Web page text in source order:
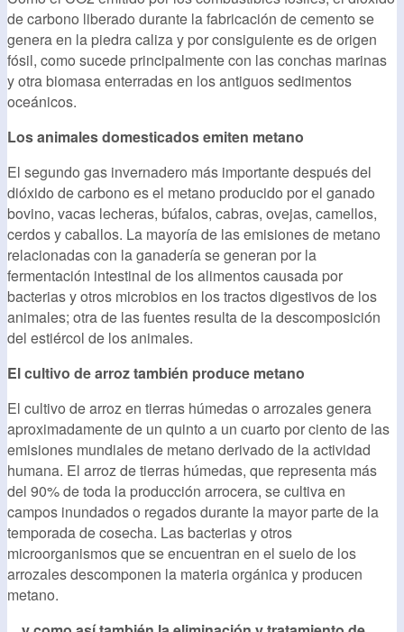
de carbono liberado durante la fabricación de cemento se
genera en la piedra caliza y por consiguiente es de origen
fósil, como sucede principalmente con las conchas marinas
y otra biomasa enterradas en los antiguos sedimentos
oceánicos.
Los animales domesticados emiten metano
El segundo gas invernadero más importante después del
dióxido de carbono es el metano producido por el ganado
bovino, vacas lecheras, búfalos, cabras, ovejas, camellos,
cerdos y caballos. La mayoría de las emisiones de metano
relacionadas con la ganadería se generan por la
fermentación intestinal de los alimentos causada por
bacterias y otros microbios en los tractos digestivos de los
animales; otra de las fuentes resulta de la descomposición
del estiércol de los animales.
El cultivo de arroz también produce metano
El cultivo de arroz en tierras húmedas o arrozales genera
aproximadamente de un quinto a un cuarto por ciento de las
emisiones mundiales de metano derivado de la actividad
humana. El arroz de tierras húmedas, que representa más
del 90% de toda la producción arrocera, se cultiva en
campos inundados o regados durante la mayor parte de la
temporada de cosecha. Las bacterias y otros
microorganismos que se encuentran en el suelo de los
arrozales descomponen la materia orgánica y producen
metano.